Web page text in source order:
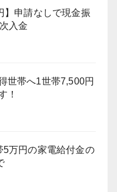
】申請なしで現金振
入金
世帯へ1世帯7,500円
！
5万円の家電給付金の